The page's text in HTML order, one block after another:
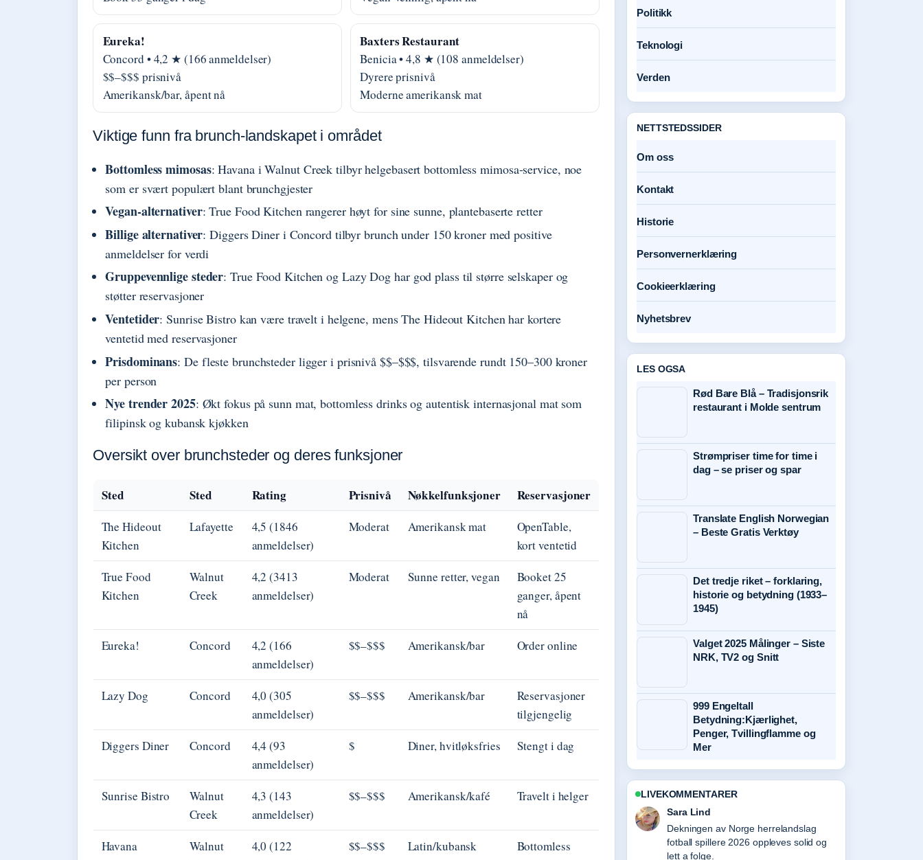
Eureka!
Concord • 4,2 ★ (166 anmeldelser)
$$–$$$ prisnivå
Amerikansk/bar, åpent nå
Baxters Restaurant
Benicia • 4,8 ★ (108 anmeldelser)
Dyrere prisnivå
Moderne amerikansk mat
Viktige funn fra brunch-landskapet i området
Bottomless mimosas: Havana i Walnut Creek tilbyr helgebasert bottomless mimosa-service, noe
som er svært populært blant brunchgjester
Vegan-alternativer: True Food Kitchen rangerer høyt for sine sunne, plantebaserte retter
Billige alternativer: Diggers Diner i Concord tilbyr brunch under 150 kroner med positive
anmeldelser for verdi
Gruppevennlige steder: True Food Kitchen og Lazy Dog har god plass til større selskaper og
støtter reservasjoner
Ventetider: Sunrise Bistro kan være travelt i helgene, mens The Hideout Kitchen har kortere
ventetid med reservasjoner
Prisdominans: De fleste brunchsteder ligger i prisnivå $$–$$$, tilsvarende rundt 150–300 kroner
per person
Nye trender 2025: Økt fokus på sunn mat, bottomless drinks og autentisk internasjonal mat som
filipinsk og kubansk kjøkken
Oversikt over brunchsteder og deres funksjoner
Sted Sted Rating Prisnivå Nøkkelfunksjoner Reservasjoner
The Hideout
Kitchen
Lafayette
4,5 (1846
anmeldelser)
Moderat Amerikansk mat
OpenTable,
kort ventetid
True Food
Kitchen
Walnut
Creek
4,2 (3413
anmeldelser)
Moderat Sunne retter, vegan
Booket 25
ganger, åpent
nå
Eureka!
Concord
4,2 (166
anmeldelser)
$$–$$$ Amerikansk/bar Order online
Lazy Dog Concord
4,0 (305
anmeldelser)
$$–$$$ Amerikansk/bar
Reservasjoner
tilgjengelig
Diggers Diner
Concord
4,4 (93
anmeldelser)
$ Diner, hvitløksfries Stengt i dag
Sunrise Bistro
Walnut
Creek
4,3 (143
anmeldelser)
$$–$$$ Amerikansk/kafé Travelt i helger
Havana
Walnut
4,0 (122
$$–$$$ Latin/kubansk
Bottomless
Politikk
Teknologi
Verden
NETTSTEDSSIDER
Om oss
Kontakt
Historie
Personvernerklæring
Cookieerklæring
Nyhetsbrev
LES OGSA
Rød Bare Blå – Tradisjonsrik
restaurant i Molde sentrum
Strømpriser time for time i
dag – se priser og spar
Translate English Norwegian
– Beste Gratis Verktøy
Det tredje riket – forklaring,
historie og betydning (1933–
1945)
Valget 2025 Målinger – Siste
NRK, TV2 og Snitt
999 Engeltall
Betydning:Kjærlighet,
Penger, Tvillingflamme og
Mer
LIVEKOMMENTARER
Ingrid Nilsen
Sterkt verifiseringsarbeid rundt Garmin
Fenix 8 AMOLED Review: Is It.... Flere
medier burde skrive slik.